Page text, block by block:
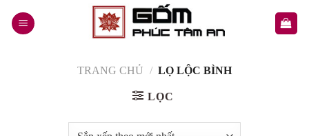
TRANG CHỦ / LỌ LỘC BÌNH
LỌC